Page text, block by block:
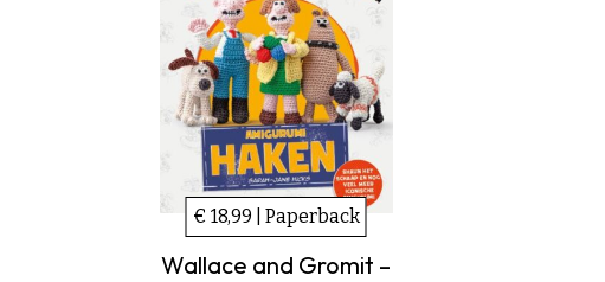
€ 18,99 | Paperback
Wallace and Gromit –